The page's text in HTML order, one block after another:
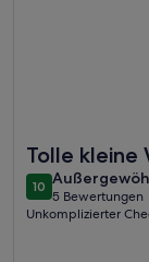
Tolle kleine
zentraler
1010 von 10
5 Bewertungen
(5
Unkomplizierter